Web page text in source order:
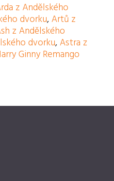
z Andělského
dvorku, Artů z
z Andělského
dvorku, Astra z
Ginny Remango